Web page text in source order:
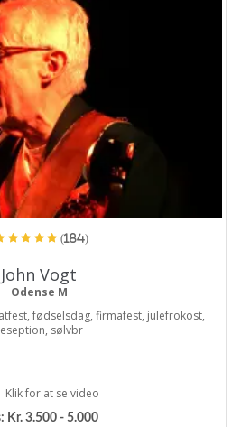
(184)
John Vogt
Odense M
fødselsdag, firmafest, julefrokost,
sølvbr
Klik for at se video
Kr. 3.500 - 5.000